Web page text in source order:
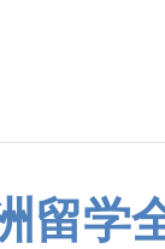
留学